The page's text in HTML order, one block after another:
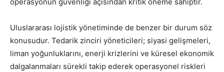
Uluslararası lojistik yönetiminde de benzer bir durum söz
konusudur. Tedarik zinciri yöneticileri; siyasi gelişmeleri,
liman yoğunluklarını, enerji krizlerini ve küresel ekonomik
dalgalanmaları sürekli takip ederek operasyonel riskleri